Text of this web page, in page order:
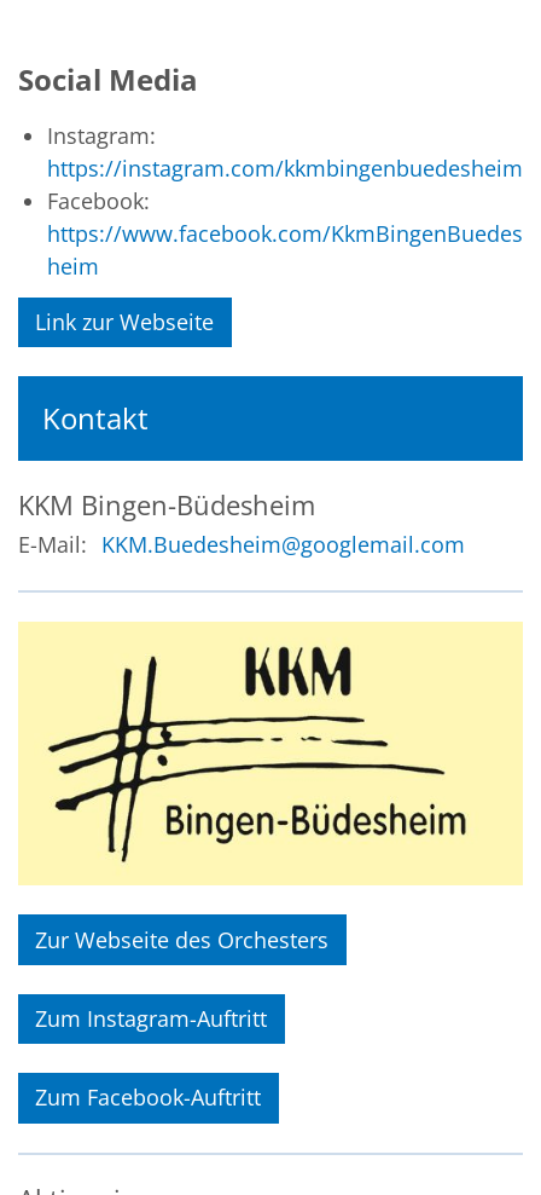
Social Media
Instagram:
https://instagram.com/kkmbingenbuedesheim
Facebook:
https://www.facebook.com/KkmBingenBuedes
heim
Link zur Webseite
Kontakt
KKM Bingen-Büdesheim
E-Mail: KKM.Buedesheim@googlemail.com
Zur Webseite des Orchesters
Zum Instagram-Auftritt
Zum Facebook-Auftritt